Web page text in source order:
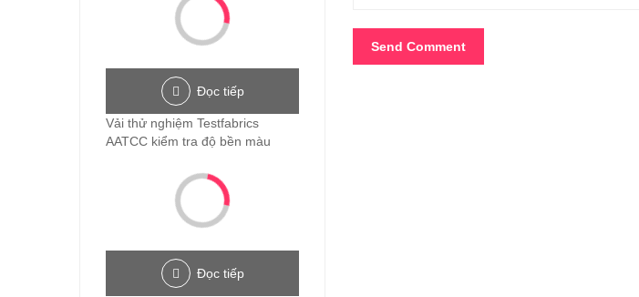
Đọc tiếp
Vải thử nghiệm Testfabrics
AATCC kiểm tra độ bền màu
Đọc tiếp